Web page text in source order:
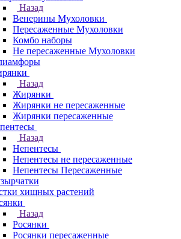
Назад
Венерины Мухоловки
Пересаженные Мухоловки
Комбо наборы
Не пересаженные Мухоловки
Назад
Жирянки
Жирянки не пересаженные
Жирянки пересаженные
Назад
Непентесы
Непентесы не пересаженные
Непентесы Пересаженные
хищных растений
Назад
Росянки
Росянки пересаженные